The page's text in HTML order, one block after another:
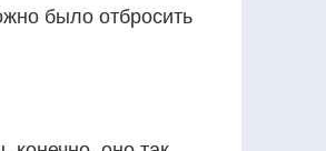
было отбросить